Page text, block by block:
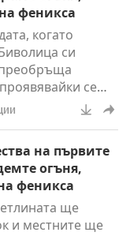
си.”
феникса
когато
си
се
, жълта и
човек.
Тя обещава да
отново
и баланс, за
светът. Знакът за
ще бъде
на първите
огъня,
феникса
ще
и местните ще